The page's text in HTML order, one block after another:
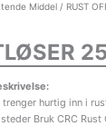
Middel/ RUST
trenger hurtig inn i
Bruk CRC